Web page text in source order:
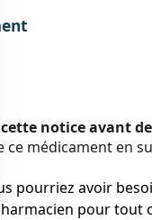
notice avant
ce médicament
pourriez avoir
pour